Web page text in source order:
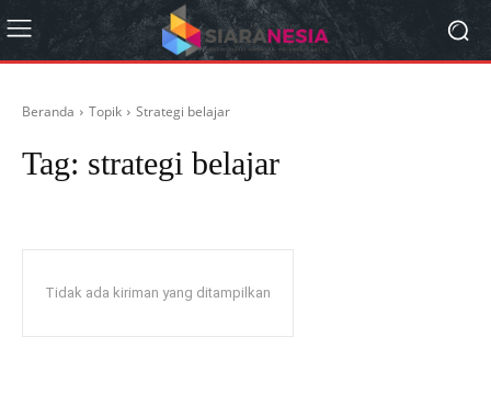
Beranda Topik Strategi belajar
Tag: strategi belajar
Tidak ada kiriman yang ditampilkan